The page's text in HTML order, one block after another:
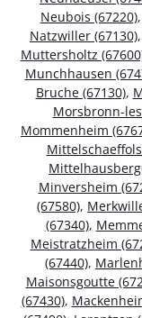
Neubois (67220),
Natzwiller (67130),
Muttersholtz
Munchhausen
Bruche (67130),
Morsbronn-
Mommenheim
Minversheim
(67580),
(67340),
Meistratzheim
(67440),
Maisonsgoutte
(67430),